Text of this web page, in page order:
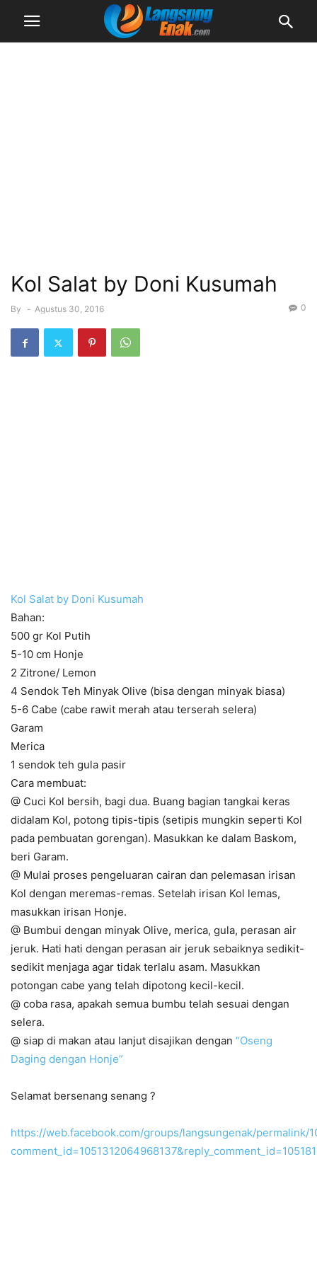
Kol Salat by Doni Kusumah
By - Agustus 30, 2016 0
Kol Salat by Doni Kusumah
Bahan:
500 gr Kol Putih
5-10 cm Honje
2 Zitrone/ Lemon
4 Sendok Teh Minyak Olive (bisa dengan minyak biasa)
5-6 Cabe (cabe rawit merah atau terserah selera)
Garam
Merica
1 sendok teh gula pasir
Cara membuat:
@ Cuci Kol bersih, bagi dua. Buang bagian tangkai keras
didalam Kol, potong tipis-tipis (setipis mungkin seperti Kol
pada pembuatan gorengan). Masukkan ke dalam Baskom,
beri Garam.
@ Mulai proses pengeluaran cairan dan pelemasan irisan
Kol dengan meremas-remas. Setelah irisan Kol lemas,
masukkan irisan Honje.
@ Bumbui dengan minyak Olive, merica, gula, perasan air
jeruk. Hati hati dengan perasan air jeruk sebaiknya sedikit-
sedikit menjaga agar tidak terlalu asam. Masukkan
potongan cabe yang telah dipotong kecil-kecil.
@ coba rasa, apakah semua bumbu telah sesuai dengan
selera.
@ siap di makan atau lanjut disajikan dengan “Oseng
Daging dengan Honje”
Selamat bersenang senang ?
https://web.facebook.com/groups/langsungenak/permalink/